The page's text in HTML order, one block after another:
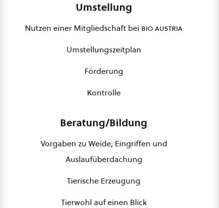
Umstellung
Nutzen einer Mitgliedschaft bei bio austria
Umstellungszeitplan
Förderung
Kontrolle
Beratung/Bildung
Vorgaben zu Weide, Eingriffen und
Auslaufüberdachung
Tierische Erzeugung
Tierwohl auf einen Blick